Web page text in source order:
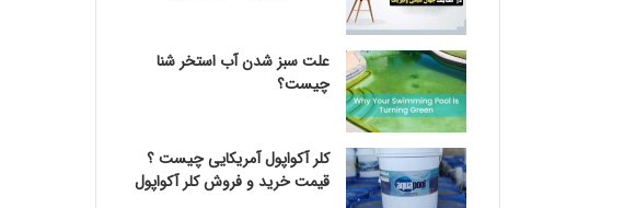
علت سبز شدن آب استخر شنا
چیست؟
کلر آکواپول آمریکایی چیست ؟
قیمت خرید و فروش کلر آکواپول